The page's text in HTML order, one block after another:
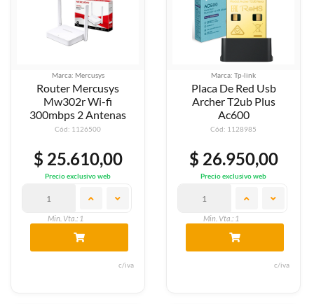
Marca: Mercusys
Router Mercusys
Mw302r Wi-fi
300mbps 2 Antenas
Cód: 1126500
$ 25.610,00
Precio exclusivo web
Min. Vta.: 1
c/iva
Marca: Tp-link
Placa De Red Usb
Archer T2ub Plus
Ac600
Cód: 1128985
$ 26.950,00
Precio exclusivo web
Min. Vta.: 1
c/iva